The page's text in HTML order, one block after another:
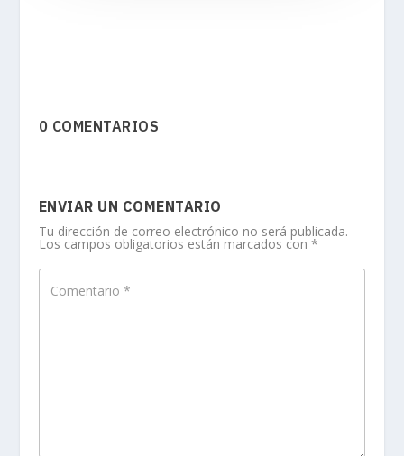
0 COMENTARIOS
ENVIAR UN COMENTARIO
Tu dirección de correo electrónico no será publicada.
Los campos obligatorios están marcados con *